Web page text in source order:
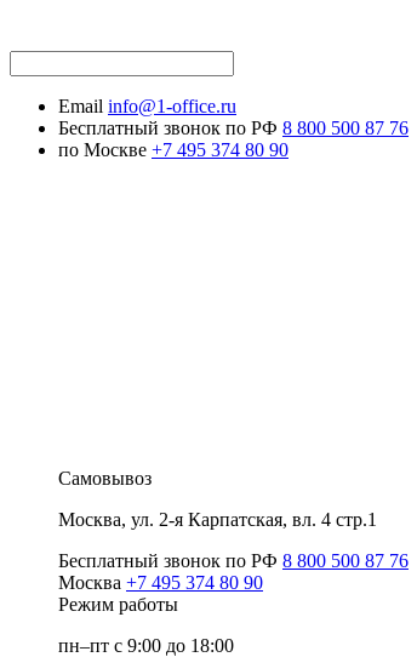
Email info@1-office.ru
Бесплатный звонок по РФ 8 800 500 87 76
по Москве +7 495 374 80 90
Самовывоз
Москва, ул. 2-я Карпатская, вл. 4 стр.1
Бесплатный звонок по РФ 8 800 500 87 76
Москва +7 495 374 80 90
Режим работы
пн–пт с 9:00 до 18:00